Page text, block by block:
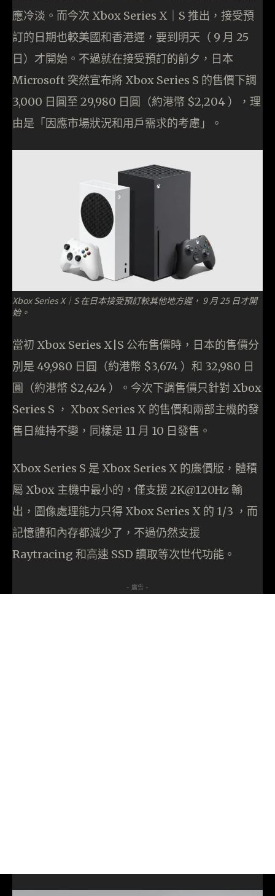
應冷淡。而今次 Xbox Series X｜S 推出，接受預
訂的日期也較美國和香港遲，要到明天（ 9 月 25
日）才開始。不過就在接受預訂的前夕，日本
Microsoft 突然宣布將 Xbox Series S 的售價下調
3,000 日圓至 29,980 日圓（約港幣 $2,204 ），理
由是「因應市場狀況和用戶需求的考慮」。
Xbox Series X｜S 在日本接受預訂較其他地方遲， 9 月 25 日才開
始。
當初 Xbox Series X|S 公布售價時，日本的售價分
別是 49,980 日圓（約港幣 $3,674 ）和 32,980 日
圓（約港幣 $2,424 ）。今次下調售價只針對 Xbox
Series S ， Xbox Series X 的售價和兩部主機的發
售日維持不變，同樣是 11 月 10 日發售。
Xbox Series S 是 Xbox Series X 的廉價版，體積
屬 Xbox 主機中最小的，僅支援 2K@120Hz 輸
出，圖像處理能力只得 Xbox Series X 的 1/3 ，而
記憶體和內存都減少了，不過仍然支援
Raytracing 和高速 SSD 讀取等次世代功能。
- 廣告 -